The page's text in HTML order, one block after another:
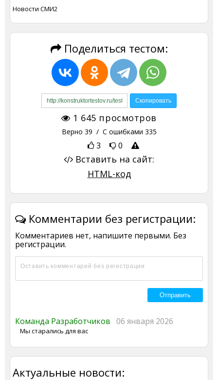
Новости СМИ2
Поделиться тестом:
1 645 просмотров
Верно 39 / С ошибками 335
3 0
Вставить на сайт:
HTML-код
Комментарии без регистрации:
Комментариев нет, напишите первыми. Без
регистрации.
Команда Разработчиков 06 января 2026
Мы старались для вас
Актуальные новости: